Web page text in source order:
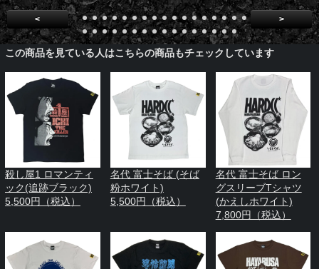
< >
この商品を見ている人はこちらの商品もチェックしています
殺し屋1 ロマンティ
ック(追跡ブラック)
5,500円（税込）
名代 富士そば (そば
粉ホワイト)
5,500円（税込）
名代 富士そば ロン
グスリーブTシャツ
(かえしホワイト)
7,800円（税込）